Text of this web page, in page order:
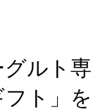
グルト
フト」